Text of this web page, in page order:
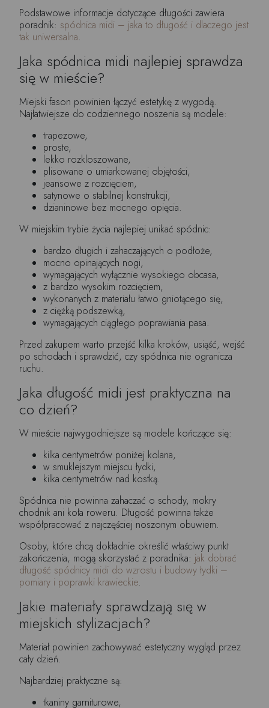
Podstawowe informacje dotyczące długości zawiera
poradnik: spódnica midi – jaka to długość i dlaczego jest
tak uniwersalna.
Jaka spódnica midi najlepiej sprawdza
się w mieście?
Miejski fason powinien łączyć estetykę z wygodą.
Najłatwiejsze do codziennego noszenia są modele:
trapezowe,
proste,
lekko rozkloszowane,
plisowane o umiarkowanej objętości,
jeansowe z rozcięciem,
satynowe o stabilnej konstrukcji,
dzianinowe bez mocnego opięcia.
W miejskim trybie życia najlepiej unikać spódnic:
bardzo długich i zahaczających o podłoże,
mocno opinających nogi,
wymagających wyłącznie wysokiego obcasa,
z bardzo wysokim rozcięciem,
wykonanych z materiału łatwo gniotącego się,
z ciężką podszewką,
wymagających ciągłego poprawiania pasa.
Przed zakupem warto przejść kilka kroków, usiąść, wejść
po schodach i sprawdzić, czy spódnica nie ogranicza
ruchu.
Jaka długość midi jest praktyczna na
co dzień?
W mieście najwygodniejsze są modele kończące się:
kilka centymetrów poniżej kolana,
w smuklejszym miejscu łydki,
kilka centymetrów nad kostką.
Spódnica nie powinna zahaczać o schody, mokry
chodnik ani koła roweru. Długość powinna także
współpracować z najczęściej noszonym obuwiem.
Osoby, które chcą dokładnie określić właściwy punkt
zakończenia, mogą skorzystać z poradnika: jak dobrać
długość spódnicy midi do wzrostu i budowy łydki –
pomiary i poprawki krawieckie.
Jakie materiały sprawdzają się w
miejskich stylizacjach?
Materiał powinien zachowywać estetyczny wygląd przez
cały dzień.
Najbardziej praktyczne są:
tkaniny garniturowe,